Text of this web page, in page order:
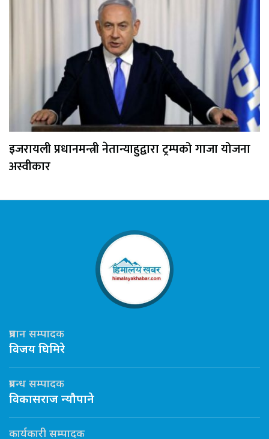
इजरायली प्रधानमन्त्री नेतान्याहुद्वारा ट्रम्पको गाजा योजना
अस्वीकार
प्रधान सम्पादक
विजय घिमिरे
प्रबन्ध सम्पादक
विकासराज न्यौपाने
कार्यकारी सम्पादक